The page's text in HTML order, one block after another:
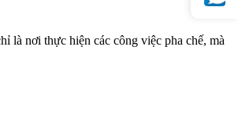
là nơi thực hiện các công việc pha chế, mà